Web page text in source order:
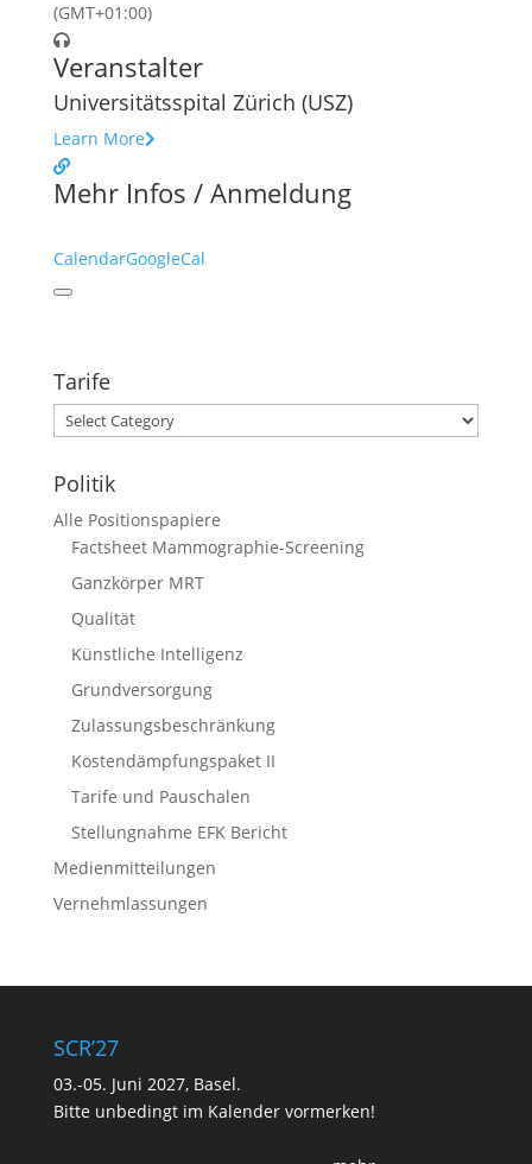
(GMT+01:00)
Veranstalter
Universitätsspital Zürich (USZ)
Learn More
Mehr Infos / Anmeldung
CalendarGoogleCal
Tarife
Tarife
Politik
Alle Positionspapiere
Factsheet Mammographie-Screening
Ganzkörper MRT
Qualität
Künstliche Intelligenz
Grundversorgung
Zulassungsbeschränkung
Kostendämpfungspaket II
Tarife und Pauschalen
Stellungnahme EFK Bericht
Medienmitteilungen
Vernehmlassungen
SCR’27
03.-05. Juni 2027, Basel.
Bitte unbedingt im Kalender vormerken!